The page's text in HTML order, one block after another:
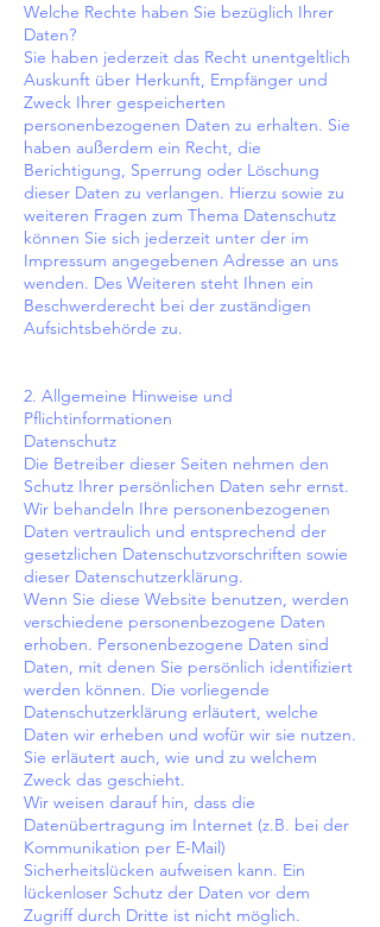
Welche Rechte haben Sie bezüglich Ihrer
Daten?
Sie haben jederzeit das Recht unentgeltlich
Auskunft über Herkunft, Empfänger und
Zweck Ihrer gespeicherten
personenbezogenen Daten zu erhalten. Sie
haben außerdem ein Recht, die
Berichtigung, Sperrung oder Löschung
dieser Daten zu verlangen. Hierzu sowie zu
weiteren Fragen zum Thema Datenschutz
können Sie sich jederzeit unter der im
Impressum angegebenen Adresse an uns
wenden. Des Weiteren steht Ihnen ein
Beschwerderecht bei der zuständigen
Aufsichtsbehörde zu.
2. Allgemeine Hinweise und
Pflichtinformationen
Datenschutz
Die Betreiber dieser Seiten nehmen den
Schutz Ihrer persönlichen Daten sehr ernst.
Wir behandeln Ihre personenbezogenen
Daten vertraulich und entsprechend der
gesetzlichen Datenschutzvorschriften sowie
dieser Datenschutzerklärung.
Wenn Sie diese Website benutzen, werden
verschiedene personenbezogene Daten
erhoben. Personenbezogene Daten sind
Daten, mit denen Sie persönlich identifiziert
werden können. Die vorliegende
Datenschutzerklärung erläutert, welche
Daten wir erheben und wofür wir sie nutzen.
Sie erläutert auch, wie und zu welchem
Zweck das geschieht.
Wir weisen darauf hin, dass die
Datenübertragung im Internet (z.B. bei der
Kommunikation per E-Mail)
Sicherheitslücken aufweisen kann. Ein
lückenloser Schutz der Daten vor dem
Zugriff durch Dritte ist nicht möglich.